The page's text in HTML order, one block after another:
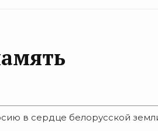
в сердце белорусской